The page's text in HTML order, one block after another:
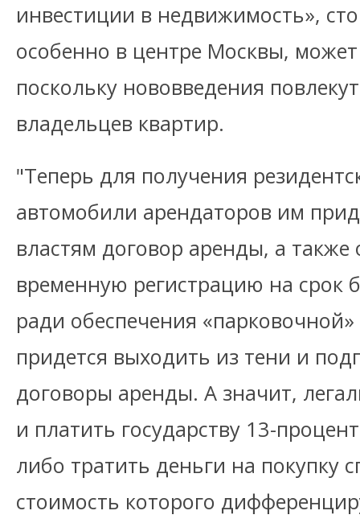
инвестиции в недвижимость»,
особенно в центре Москвы,
поскольку нововведения
владельцев квартир.
"Теперь для получения
автомобили арендаторов им
властям договор аренды, а
временную регистрацию на срок
ради обеспечения
придется выходить из тени и
договоры аренды. А значит,
и платить государству 13-
либо тратить деньги на покупку
стоимость которого